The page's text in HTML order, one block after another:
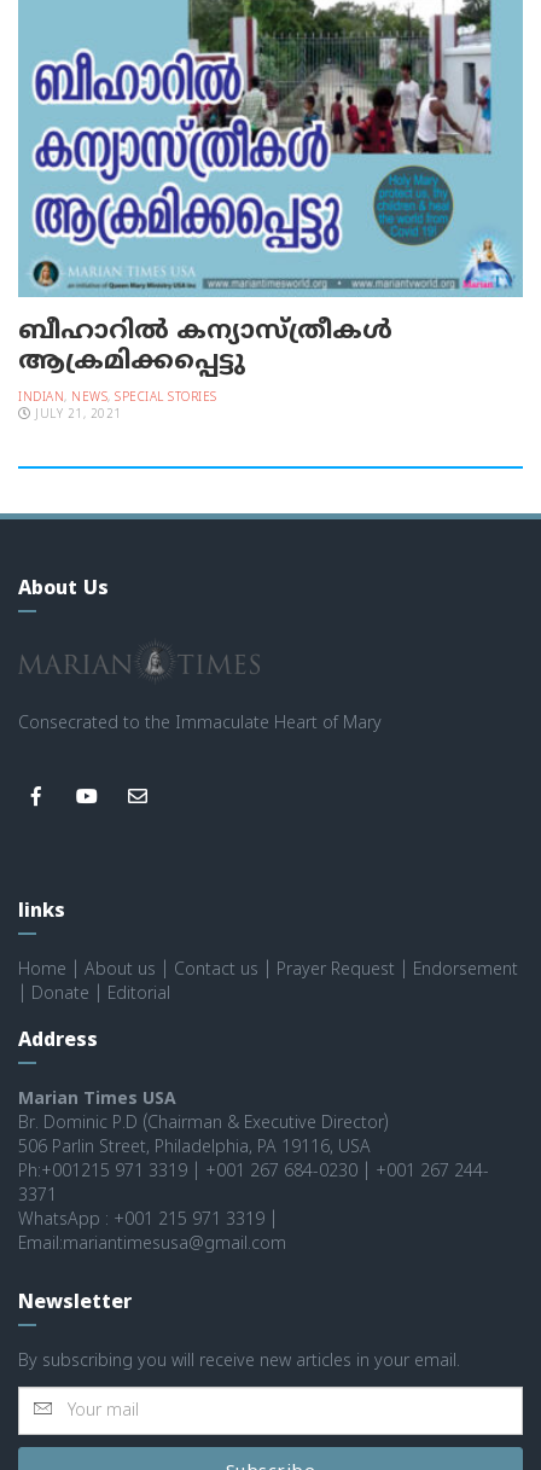
ബീഹാറില്‍ കന്യാസ്ത്രീകള്‍
ആക്രമിക്കപ്പെട്ടു
INDIAN, NEWS, SPECIAL STORIES
JULY 21, 2021
About Us
Consecrated to the Immaculate Heart of Mary
links
Home About us Contact us Prayer Request
Endorsement
Donate Editorial
Address
Marian Times USA
Br. Dominic P.D (Chairman & Executive Director)
506 Parlin Street, Philadelphia, PA 19116, USA
Ph:+001215 971 3319 | +001 267 684-0230 | +001 267 244-
3371
WhatsApp : +001 215 971 3319 |
Email:mariantimesusa@gmail.com
Newsletter
By subscribing you will receive new articles in your email.